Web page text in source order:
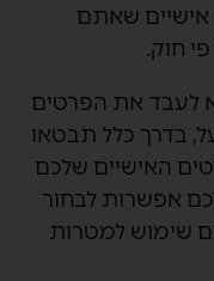
אישיים שאתם
חוק.
לעבד את הפרטים
בדרך כלל תבטאו
האישיים שלכם
אפשרות לבחור
שימוש למטרות